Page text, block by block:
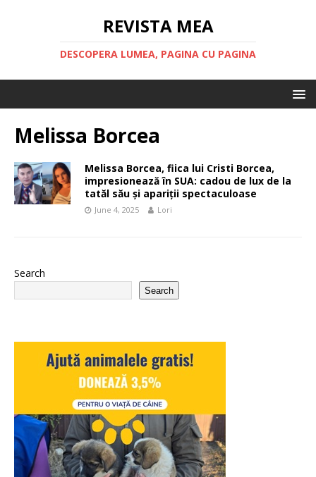
REVISTA MEA
DESCOPERA LUMEA, PAGINA CU PAGINA
Melissa Borcea
Melissa Borcea, fiica lui Cristi Borcea,
impresionează în SUA: cadou de lux de la
tatăl său și apariții spectaculoase
June 4, 2025 Lori
Search
Search